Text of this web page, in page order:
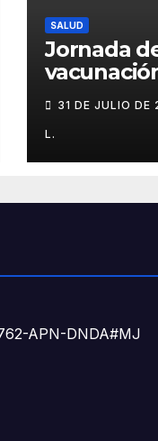
SALUD
Jornada
bucal
31 DE JULIO DE
L.
APN-DNDA#MJ